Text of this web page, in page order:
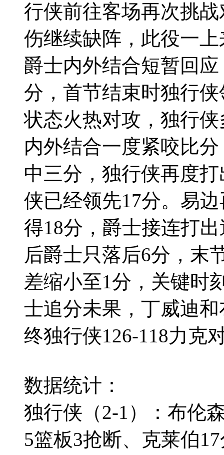
行侠前往客场再次挑
伤继续缺阵，此役一
爵士内外结合短暂回
分，首节结束时独行
状态火热对攻，独行
内外结合一度紧咬比
中三分，独行侠再度
侠已经领先17分。易
得18分，爵士接连打
后爵士只落后6分，末
差缩小至1分，关键时
士追分未果，丁威迪
终独行侠126-118力克
数据统计：
独行侠（2-1）：布伦
5篮板3抢断、克莱伯